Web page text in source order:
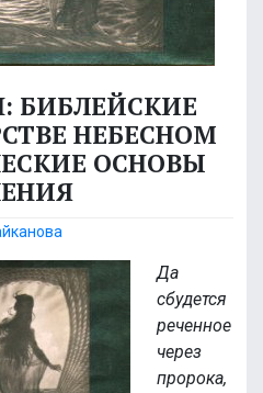
БИБЛЕЙСКИЕ
НЕБЕСНОМ
ОСНОВЫ
Да
сбудется
реченное
через
пророка,